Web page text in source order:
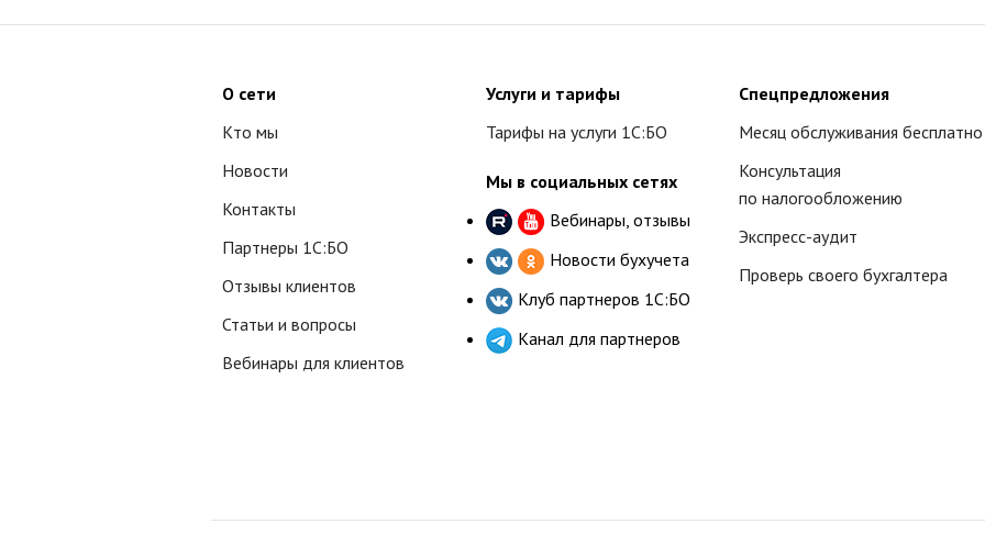
О сети
Кто мы
Новости
Контакты
Партнеры 1С:БО
Отзывы клиентов
Статьи и вопросы
Вебинары для клиентов
Услуги и тарифы
Тарифы на услуги 1С:БО
Мы в социальных сетях
Вебинары, отзывы
Новости бухучета
Клуб партнеров 1С:БО
Канал для партнеров
Спецпредложения
Месяц обслуживания бесплатно
Консультация
по налогообложению
Экспресс-аудит
Проверь своего бухгалтера